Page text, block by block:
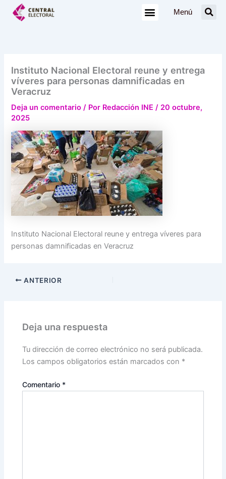
Menú
Instituto Nacional Electoral reune y entrega
víveres para personas damnificadas en
Veracruz
Deja un comentario / Por Redacción INE/ 20 octubre,
2025
Instituto Nacional Electoral reune y entrega víveres para
personas damnificadas en Veracruz
ANTERIOR
Deja una respuesta
Tu dirección de correo electrónico no será publicada.
Los campos obligatorios están marcados con *
Comentario *